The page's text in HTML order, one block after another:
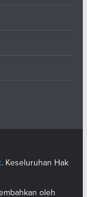
. Keseluruhan Hak
oleh